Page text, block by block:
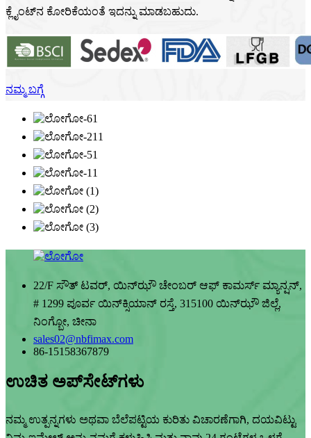
ಕ್ಲೈಂಟ್‌ನ ಕೋರಿಕೆಯಂತೆ ಇದನ್ನು ಮಾಡಬಹುದು.
ನಮ್ಮ ಬಗ್ಗೆ
22/F ಸೌತ್ ಟವರ್, ಯಿನ್‌ಝೌ ಚೇಂಬರ್ ಆಫ್ ಕಾಮರ್ಸ್ ಮ್ಯಾನ್ಷನ್,
# 1299 ಪೂರ್ವ ಯಿನ್‌ಕ್ಸಿಯಾನ್ ರಸ್ತೆ, 315100 ಯಿನ್‌ಝೌ ಜಿಲ್ಲೆ,
ನಿಂಗ್ಬೋ, ಚೀನಾ
sales02@nbfimax.com
86-15158367879
ಉಚಿತ ಅಪ್‌ಸೇಟ್‌ಗಳು
ನಮ್ಮ ಉತ್ಪನ್ನಗಳು ಅಥವಾ ಬೆಲೆಪಟ್ಟಿಯ ಕುರಿತು ವಿಚಾರಣೆಗಾಗಿ, ದಯವಿಟ್ಟು